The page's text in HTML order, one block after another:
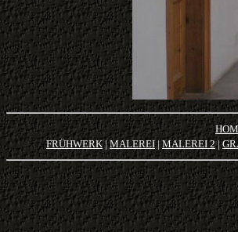
FRÜHWERK|MALEREI|MALEREI 2|